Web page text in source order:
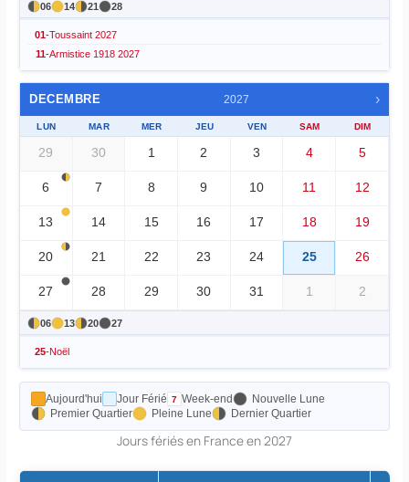
06 14 21 28
01-Toussaint 2027
11-Armistice 1918 2027
DECEMBRE 2027 ›
LUN MAR MER JEU VEN SAM DIM
29 30 1 2 3 4 5
6 7 8 9 10 11 12
13 14 15 16 17 18 19
20 21 22 23 24 25 26
27 28 29 30 31 1 2
06 13 20 27
25-Noël
Aujourd'hui Jour Férié Week-end
Nouvelle Lune
Premier Quartier
Pleine Lune Dernier Quartier
Jours fériés en France en 2027